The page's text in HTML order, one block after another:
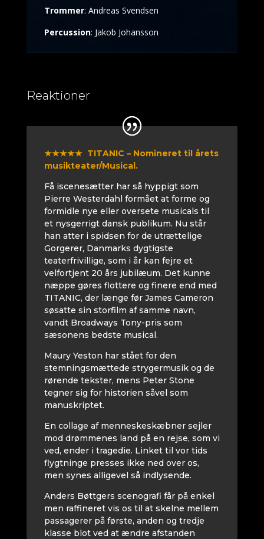
Trommer: Andreas Svendsen
Percussion: Jakob Johansson
Reaktioner
★★★★★ TITANIC – Nomineret til årets
musikteater/Musical.
Få iscenesætter har så hyppigt som
Pierre Westerdahl formået at forme og
formidle nye eller oversete musicals til
et nysgerrigt dansk publikum. Nu står
han atter i spidsen for de utrættelige
Gorgerer, Danmarks dygtigste
teaterfrivillige, som i år kan fejre et
velfortjent 20 års jubilæum. Det kunne
næppe gøres flottere og finere end med
TITANIC, der længe før James Cameron
søsatte sin storfilm af samme navn,
vandt Broadways Tony-pris som
sæsonens bedste musical.
Maury Yeston har stået for den
stemningsmættede strygermusik og de
rørende tekster, mens Peter Stone
tegner sig for historien såvel som
manuskriptet.
En collage af menneskeskæbner sejler
mod drømmenes land på en rejse, som vi
ved, ender i tragedie. Linket til vor tids
flygtninge presses ikke ned over os,
men synes alligevel så indlysende.
Anders Bøttgers scenografi får på enkel
men raffineret vis os til at skelne mellem
passagerer på første, anden og tredje
klasse blot ved at ændre afstanden